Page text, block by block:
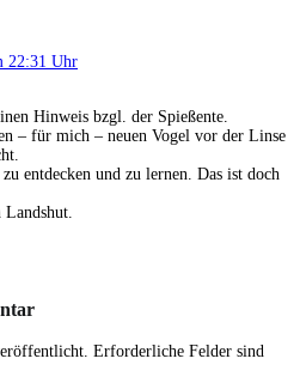
22:31 Uhr
Hinweis bzgl. der Spießente.
– für mich – neuen Vogel vor der Linse
entdecken und zu lernen. Das ist doch
Landshut.
Erforderliche Felder sind